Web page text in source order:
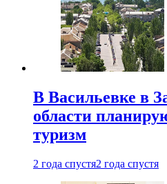
В Васильевке в
области
туризм
2 года спустя2 года спустя